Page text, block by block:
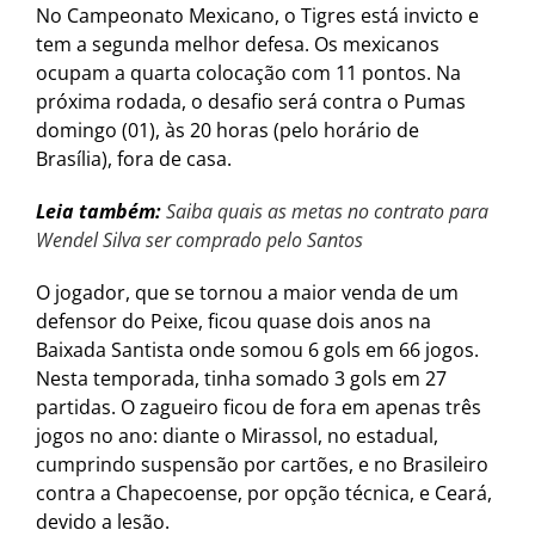
No Campeonato Mexicano, o Tigres está invicto e
tem a segunda melhor defesa. Os mexicanos
ocupam a quarta colocação com 11 pontos. Na
próxima rodada, o desafio será contra o Pumas
domingo (01), às 20 horas (pelo horário de
Brasília), fora de casa.
Leia também:Saiba quais as metas no contrato para
Wendel Silva ser comprado pelo Santos
O jogador, que se tornou a maior venda de um
defensor do Peixe, ficou quase dois anos na
Baixada Santista onde somou 6 gols em 66 jogos.
Nesta temporada, tinha somado 3 gols em 27
partidas. O zagueiro ficou de fora em apenas três
jogos no ano: diante o Mirassol, no estadual,
cumprindo suspensão por cartões, e no Brasileiro
contra a Chapecoense, por opção técnica, e Ceará,
devido a lesão.